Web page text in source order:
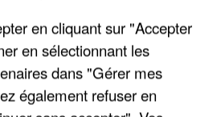
CANICULES, LES REFUGES
SONT...
en cliquant sur "Accepter
en sélectionnant les
dans "Gérer mes
également refuser en